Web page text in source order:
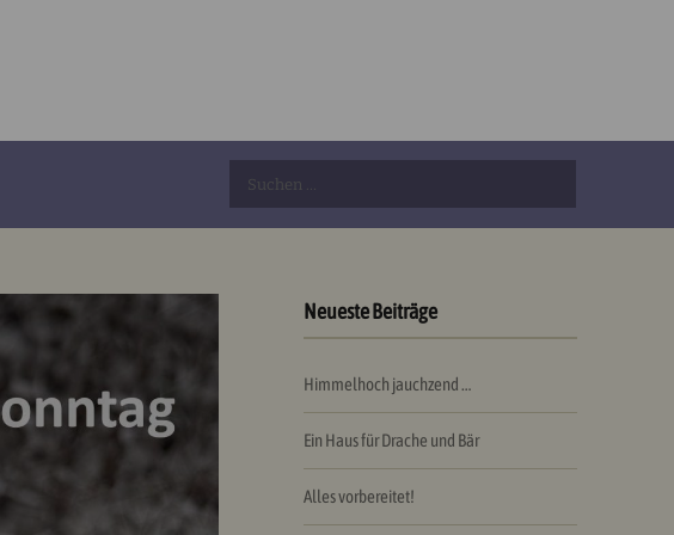
Neueste Beiträge
Himmelhoch jauchzend …
Ein Haus für Drache und Bär
Alles vorbereitet!